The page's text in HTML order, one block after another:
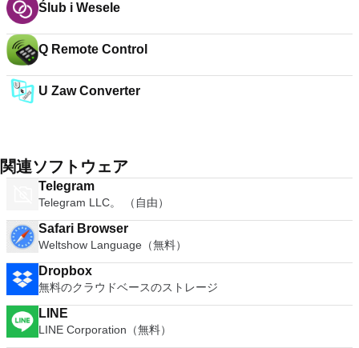
Ślub i Wesele
Q Remote Control
U Zaw Converter
関連ソフトウェア
Telegram
Telegram LLC。 （自由）
Safari Browser
Weltshow Language（無料）
Dropbox
無料のクラウドベースのストレージ
LINE
LINE Corporation（無料）